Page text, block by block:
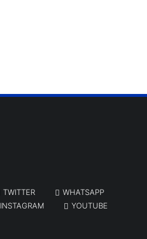
TWITTER
WHATSAPP
INSTAGRAM YOUTUBE